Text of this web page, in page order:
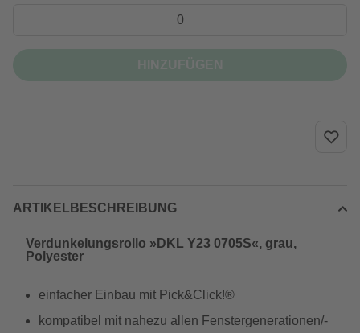
ARTIKELBESCHREIBUNG
Verdunkelungsrollo »DKL Y23 0705S«, grau,
Polyester
einfacher Einbau mit Pick&Click!®
kompatibel mit nahezu allen Fenstergenerationen/-